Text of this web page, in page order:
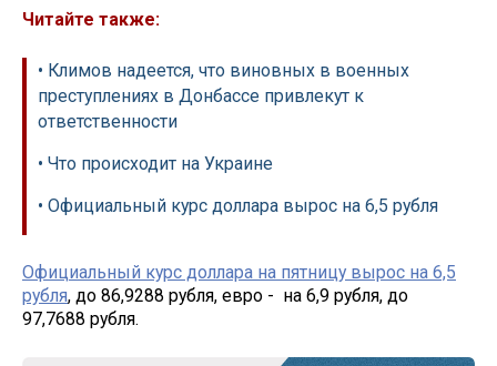
Читайте также:
• Климов надеется, что виновных в военных
преступлениях в Донбассе привлекут к
ответственности
• Что происходит на Украине
• Официальный курс доллара вырос на 6,5 рубля
Официальный курс доллара на пятницу вырос на 6,5
рубля, до 86,9288 рубля, евро - на 6,9 рубля, до
97,7688 рубля.